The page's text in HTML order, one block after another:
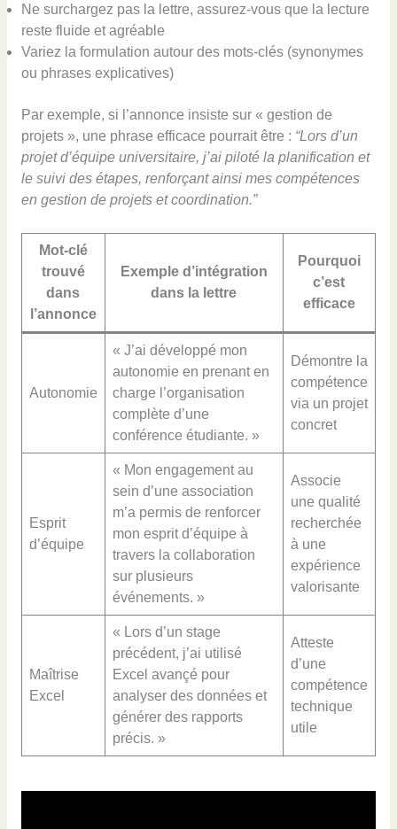
Ne surchargez pas la lettre, assurez-vous que la lecture
reste fluide et agréable
Variez la formulation autour des mots-clés (synonymes
ou phrases explicatives)
Par exemple, si l’annonce insiste sur « gestion de
projets », une phrase efficace pourrait être : “Lors d’un
projet d’équipe universitaire, j’ai piloté la planification et
le suivi des étapes, renforçant ainsi mes compétences
en gestion de projets et coordination.”
Mot-clé
trouvé
dans
l’annonce
Exemple d’intégration
dans la lettre
Pourquoi
c’est
efficace
Autonomie
« J’ai développé mon
autonomie en prenant en
charge l’organisation
complète d’une
conférence étudiante. »
Démontre la
compétence
via un projet
concret
Esprit
d’équipe
« Mon engagement au
sein d’une association
m’a permis de renforcer
mon esprit d’équipe à
travers la collaboration
sur plusieurs
événements. »
Associe
une qualité
recherchée
à une
expérience
valorisante
Maîtrise
Excel
« Lors d’un stage
précédent, j’ai utilisé
Excel avançé pour
analyser des données et
générer des rapports
précis. »
Atteste
d’une
compétence
technique
utile